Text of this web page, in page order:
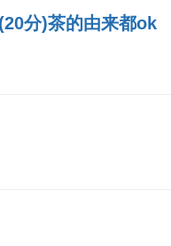
分)茶的由来都ok